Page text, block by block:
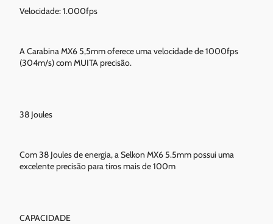
Velocidade: 1.000fps
A Carabina MX6 5,5mm oferece uma velocidade de 1000fps
(304m/s) com MUITA precisão.
38 Joules
Com 38 Joules de energia, a Selkon MX6 5.5mm possui uma
excelente precisão para tiros mais de 100m
CAPACIDADE